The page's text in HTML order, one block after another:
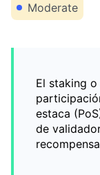
Moderate
El staking
estaca
de